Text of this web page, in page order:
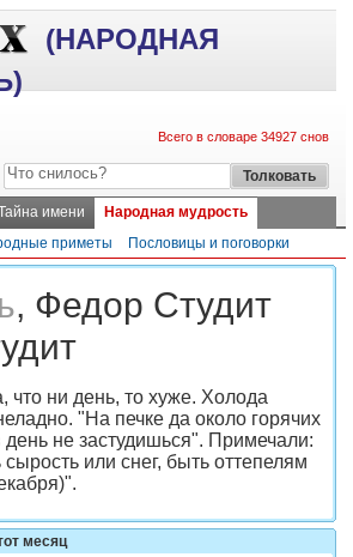
(НАРОДНАЯ
Всего в словаре 34927 снов
имени
Народная мудрость
приметы Пословицы и поговорки
, Федор Студит
что ни день, то хуже. Холода
"На печке да около горячих
не застудишься". Примечали:
или снег, быть оттепелям
месяц